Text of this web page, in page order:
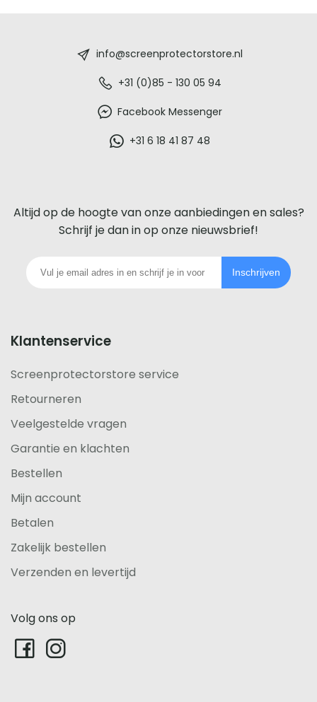
voor
iedere
telefoon
info@screenprotectorstore.nl
+31 (0)85 - 130 05 94
Facebook Messenger
+31 6 18 41 87 48
Altijd op de hoogte van onze aanbiedingen en sales?
Schrijf je dan in op onze nieuwsbrief!
Inschrijven
Klantenservice
Screenprotectorstore service
Retourneren
Veelgestelde vragen
Garantie en klachten
Bestellen
Mijn account
Betalen
Zakelijk bestellen
Verzenden en levertijd
Volg ons op